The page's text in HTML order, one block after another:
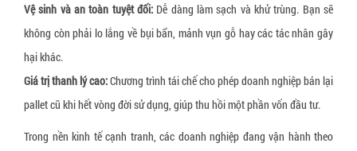
Dây đai giấy
Tấm tổ ong
Thùng carton, hộp carton
Pallet giấy tổ ong
Thùng quây carton
Vệ sinh và an toàn tuyệt đối: Dễ dàng làm sạch và khử trùng. Bạn sẽ
không còn phải lo lắng về bụi bẩn, mảnh vụn gỗ hay các tác nhân gây
hại khác.
Giá trị thanh lý cao:Chương trình tái chế cho phép doanh nghiệp bán lại
pallet cũ khi hết vòng đời sử dụng, giúp thu hồi một phần vốn đầu tư.
Trong nền kinh tế cạnh tranh, các doanh nghiệp đang vận hành theo